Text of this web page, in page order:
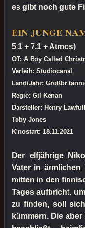
es gibt noch gute
EIN JUNGE
5.1 + 7.1 + Atmos)
OT: A Boy Called
Verleih: Studiocanal
Land/Jahr:
Regie: Gil Kenan
Darsteller: Henry
Toby Jones
Kinostart: 18.11.2021
Der elfjährige
Vater in ärmlichen
mitten in den
Tages aufbricht,
zu finden, soll
kümmern. Die